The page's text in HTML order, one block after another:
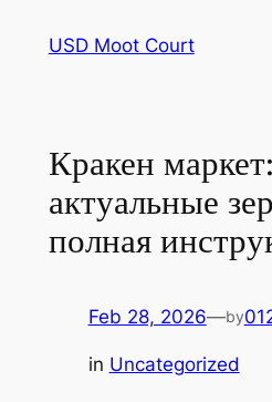
USD Moot Court
Кракен маркет:
актуальные
полная
Feb 28, 2026—by
in Uncategorized